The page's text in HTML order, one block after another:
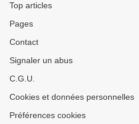
Top articles
Pages
Contact
Signaler un abus
C.G.U.
Cookies et données personnelles
Préférences cookies